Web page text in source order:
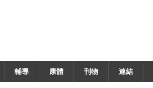
輔導 康體 刊物 連結